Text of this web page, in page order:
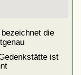
bezeichnet die
ist